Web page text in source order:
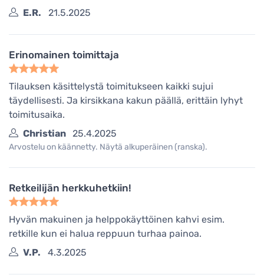
E.R.
21.5.2025
Erinomainen toimittaja
Tilauksen käsittelystä toimitukseen kaikki sujui
täydellisesti. Ja kirsikkana kakun päällä, erittäin lyhyt
toimitusaika.
Christian 25.4.2025
Arvostelu on käännetty. Näytä alkuperäinen (ranska).
Retkeilijän herkkuhetkiin!
Hyvän makuinen ja helppokäyttöinen kahvi esim.
retkille kun ei halua reppuun turhaa painoa.
V.P.
4.3.2025